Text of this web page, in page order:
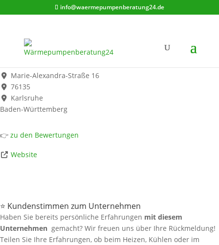
info@waermepumpenberatung24.de
FLIERL / Dominic Wagner Heizung Sanitär Klima
Werbung*
Marie-Alexandra-Straße 16
76135
Karlsruhe
Baden-Württemberg
👉 zu den Bewertungen
Website
⭐ Kundenstimmen zum Unternehmen
Haben Sie bereits persönliche Erfahrungen mit diesem
Unternehmen gemacht? Wir freuen uns über Ihre Rückmeldung!
Teilen Sie Ihre Erfahrungen, ob beim Heizen, Kühlen oder im